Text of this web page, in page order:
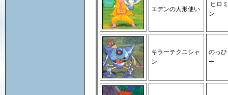
エデンの人形使い
ヒロミ
ン
キラーテクニシャ
ン
のっひ
ー